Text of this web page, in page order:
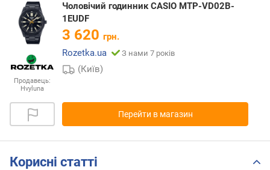
Продавець:
Hvyluna
Чоловічий годинник CASIO MTP-VD02B-
1EUDF
3 620 грн.
Rozetka.ua
З нами 7 років
(Київ)
Перейти в магазин
Корисні статті